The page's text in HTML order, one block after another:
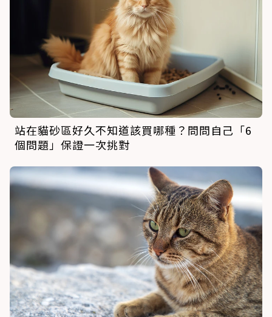
站在貓砂區好久不知道該買哪種？問問自己「6
個問題」保證一次挑對